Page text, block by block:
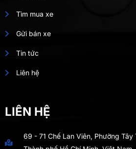
Tìm mua xe
Gửi bán xe
Tin tức
Liên hệ
LIÊN HỆ
69 - 71 Chế Lan Viên, Phường Tây